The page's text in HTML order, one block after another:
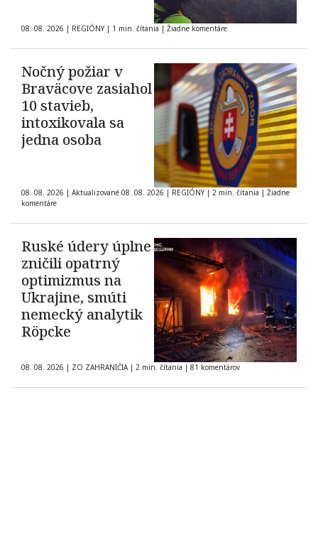
08. 08. 2026 | REGIÓNY | 1 min. čítania | Žiadne komentáre
Nočný požiar v
Braväcove zasiahol
10 stavieb,
intoxikovala sa
jedna osoba
08. 08. 2026 | Aktualizované 08. 08. 2026 | REGIÓNY | 2 min. čítania | Žiadne
komentáre
Ruské údery úplne
zničili opatrný
optimizmus na
Ukrajine, smúti
nemecký analytik
Röpcke
08. 08. 2026 | ZO ZAHRANIČIA | 2 min. čítania | 81 komentárov